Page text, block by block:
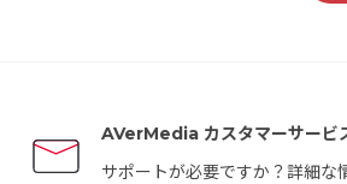
AVerMedia カスタマーサービ
サポートが必要ですか？詳細な